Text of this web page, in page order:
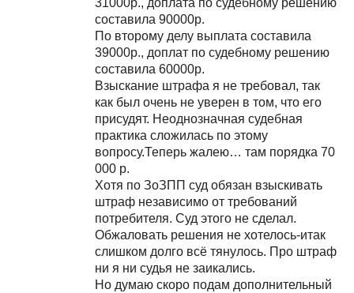
31000р., доплата по судебному решению
составила 90000р.
По второму делу выплата составила
39000р., доплат по судебному решению
составила 60000р.
Взыскание штрафа я не требовал, так
как был очень не уверен в том, что его
присудят. Неоднозначная судебная
практика сложилась по этому
вопросу.Теперь жалею… там порядка 70
000 р.
Хотя по ЗоЗПП суд обязан взыскивать
штраф независимо от требований
потребителя. Суд этого не сделал.
Обжаловать решения не хотелось-итак
слишком долго всё тянулось. Про штраф
ни я ни судья не заикались.
Но думаю скоро подам дополнительный